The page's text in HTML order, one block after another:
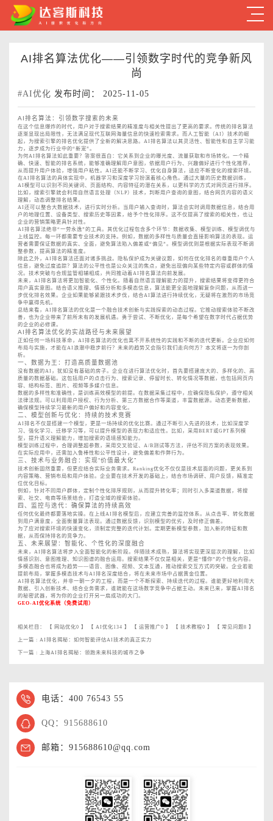
AI排名算法优化——引领数字时代的竞争新风
尚
#AI优化 发布时间： 2025-11-05
AI排名算法：引领数字搜索的未来
在这个信息爆炸的时代，用户对于搜索结果的精准度与相关性提出了更高的要求。传统的排名算法
逐渐显现出局限性，无法满足现代互联网海量信息的快速检索需求。而人工智能（AI）技术的崛
起，为搜索引擎的排名优化提供了全新的解决思路。AI排名算法以其灵活性、智能性和自主学习能
力，逐步成为行业中的“新宠”。
为何AI排名算法如此重要？答案很直白：它关系到企业的曝光度、流量获取和市场转化。一个精
确、快速、智能的排名系统，能够准确理解用户意图，依据用户行为、兴趣偏好进行个性化推荐，
从而提升用户体验，增强用户粘性。AI还能不断学习、优化自身算法，适应不断变化的搜索环境。
在AI排名算法的具体实现中，机器学习和深度学习扮演着核心角色。通过大量的历史数据训练，
AI模型可以识别不同关键词、页面结构、内容特征的潜在关系，以更科学的方式对网页进行排序。
比如，搜索引擎就会利用自然语言处理（NLP）技术，判断用户查询的意图，结合网页内容的语义
理解，动态调整排名结果。
AI还可以整合大数据技术，进行实时分析。当用户输入查询时，算法会实时调用数据信息，结合用
户的地理位置、设备类型、搜索历史等因素，给予个性化排序。这不仅提高了搜索的相关性，也让
企业的营销策略更具针对性。
AI排名算法绝非“一劳永逸”的工具。其优化过程包含多个环节：数据收集、模型训练、模型调优与
上线监控。每一环都需要专业技术的支持。例如，数据的多样性与质量会直接影响算法的表现。运
营者需要保证数据的真实、全面，避免算法陷入偏差或“偏见”。模型调优则是根据实际表现不断调
整参数，提高算法的精准度。
除此之外，AI排名算法还面对诸多挑战。隐私保护成为关键议题，如何在优化排名的尊重用户个人
信息，避免过度追踪？算法的公平性也是公众关注的焦点，避免出现偏向某些特定内容或群体的情
况。技术突破与合规监管相辅相成，共同推动着AI排名算法向前发展。
未来，AI排名算法将更加智能化、个性化。随着自然语言理解能力的提升，搜索结果将变得更符合
用户真实意图。结合语义推理、情感分析和多模态信息，算法能更全面地理解复杂问题，从而进一
步优化排名效果。企业如果能够紧跟技术步伐，结合AI算法进行持续优化，无疑将在激烈的市场竞
争中赢得先机。
总结来看，AI排名算法的优化是一个融合技术创新与实践探索的动态过程。它推动搜索体验不断改
善，也为企业带来了前所未有的发展机遇。勇于尝试、不断优化，是每个希望在数字时代占据优势
的企业的必修课。
AI排名算法优化的实战路径与未来展望
正如任何一场科技革命，AI排名算法的优化也离不开系统性的实践和不断的迭代更新。企业应如何
布局与实施，才能在AI浪潮中稳步前行？未来的趋势又会指引我们走向何方？本文将逐一为你剖
析。
一、数据为王：打造高质量数据池
没有数据的AI，犹如没有基础的房子。企业在进行算法优化时，首先要搭建庞大的、多样化的、高
质量的数据基础。这包括用户的点击行为、搜索记录、停留时长、转化情况等数据，也包括网页内
容、结构标签、图片、视频等多媒介信息。
数据的多样性和准确性，是训练高效模型的前提。在数据采集过程中，应确保隐私保护，遵守相关
法律法规。可以利用用户授权、行为分析、第三方数据合作等渠道，丰富数据源。动态更新数据，
确保模型持续学习最新的用户偏好和内容变化。
二、模型创新与优化：持续的技术竞赛
AI排名不仅是搭建一个模型，更是一场持续的优化比赛。通过不断引入先进的技术，比如深度学
习、强化学习、迁移学习等，可以提升模型的表现力和适应性。比如，采用BERT或GPT系列模
型，提升语义理解能力，增加搜索的语境感知能力。
模型训练过程中，合理调整超参数，采用交叉验证、A/B测试等方法，评估不同方案的表现效果。
在实际应用中，还需加入鲁棒性和公平性设计，避免偏差和作弊行为。
三、技术与业务融合：实现“价值最大化”
技术创新固然重要，但更应结合实际业务需求。Ranking优化不仅仅是技术层面的问题，更关系到
内容策略、营销布局和用户体验。企业要在技术开发的基础上，结合市场调研、用户反馈，精准定
位优化目标。
例如，针对不同用户群体，定制个性化排序规则，从而提升转化率；同时引入多渠道数据，将搜
索、社交、电商等场景结合，打造全域的搜索体验。
四、监控与迭代：确保算法的持续高效
任何优化最终都要落地实操。在上线AI排名模型后，应建立完善的监控体系。从点击率、转化数据
到用户满意度，全面衡量算法表现。通过数据反馈，识别模型的优劣，及时修正偏差。
为了应对搜索环境的快速变化，须制定完整的迭代计划。定期更新模型参数，加入新的特征和数
据，从而保持排名的竞争力。
五、未来展望：智能化、个性化的深度融合
未来，AI排名算法将步入全面智能化的新阶段。伴随技术成熟，算法将实现更深层次的理解，比如
情感识别、意图推理、知识图谱的融合运用。搜索结果不仅仅是相关，更是“懂你”的个性化内容。
多模态融合也将成为趋势——语音、图像、视频、文本互通，推动搜索交互方式的突破。企业若能
提前布局，掌握多模态技术与AI排名深度结合，将在未来市场中占据黄金位置。
AI排名算法优化，并非一朝一夕的工程，而是一个不断探索、持续迭代的过程。谁能更好地利用大
数据、引入创新技术、结合业务需求，谁就能在这场数字竞争中占据主动。未来已来，掌握AI排名
的秘密武器，将为你的企业打开另一扇成功的大门。
GEO-AI优化系统（免费试用）
相关栏目： 【 网站优化0 】 【 AI优化134 】 【 运营推广0 】 【 技术教程0 】 【 常见问题8 】
上一篇 : AI排名揭秘：如何智能评估AI技术的真正实力
下一篇 : 上海AI排名揭秘：领跑未来科技的城市之争
电话：400 76543 55
QQ：915688610
邮箱：915688610@qq.com